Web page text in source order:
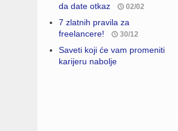
da date otkaz
02/02
7 zlatnih pravila za
freelancere!
30/12
Saveti koji će vam promeniti
karijeru nabolje